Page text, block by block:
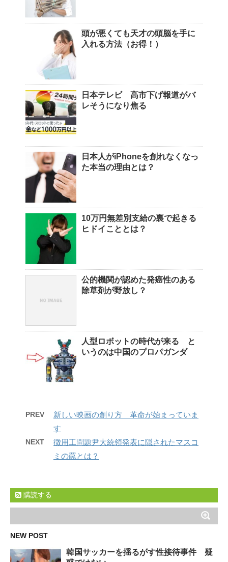
頭が悪くても天才の頭脳を手に
入れる方法（お得！）
日本テレビ 高市下げ報道がバ
レそうになり焦る
日本人がiPhoneを創れなくなっ
た本当の理由とは？
10万円無差別支給の裏で起きる
ヒドイこととは？
公的機関が認めた発癌性のある
除草剤が野放し？
人型ロボットの時代が来る と
いうのは中国のプロパガンダ
PREV
新しい映画の創り方 革命が始まっていま
す
NEXT
徴用工問題尹大統領発表に隠されたマスコ
ミの罠とは？
購読する
NEW POST
韓国サッカーを揺るがす性接待事件 疑